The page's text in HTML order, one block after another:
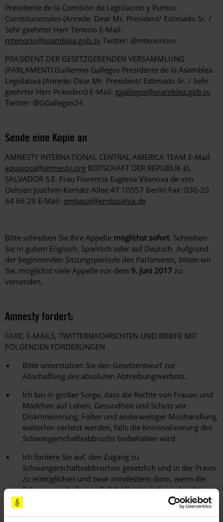
Presidente de la Comisión de Legislación y Puntos
Constitucionales (Anrede: Dear Mr. President/ Estimado Sr. /
Sehr geehrter Herr Tenorio E-Mail:
mtenorio@asamblea.gob.sv Twitter: @mtenoriosv
PRÄSIDENT DER GESETZGEBENDEN VERSAMMLUNG
(PARLAMENT) Guillermo Gallegos Presidente de la Asamblea
Legislativa (Anrede: Dear Mr. President/ Estimado Sr. / Sehr
geehrter Herr Präsident) E-Mail: ggallegos@asamblea.gob.sv
Twitter: @GGallegos24
Sende eine Kopie an
AMNESTY INTERNATIONAL CENTRAL AMERICA TEAM E-Mail:
equipoca@amnesty.org BOTSCHAFT DER REPUBLIK EL
SALVADOR S.E. Frau Florencia Eugenia Vilanova de von
Oehsen Joachim-Karnatz-Allee 47 10557 Berlin Fax: 030-20
64 66 29 E-Mail: embasal@embasalva.de
Bitte schreiben Sie Ihre Appelle möglichst sofort. Schreiben
Sie in gutem Englisch, Spanisch oder auf Deutsch. Aufgrund
der beginnenden Sitzungsperiode des Parlaments, bitten wir
Sie, möglichst viele Appelle vor dem 9. Juni 2017 zu
versenden.
Amnesty fordert:
FAXE, E-MAILS, TWITTERNACHRICHTEN UND BRIEFE MIT
FOLGENDEN FORDERUNGEN
Bitte unterstützen Sie den Gesetzentwurf zur
Abschaffung des absoluten Abtreibungsverbots.
Ich bin in großer Sorge, dass die Rechte von Frauen und
Mädchen auf Leben, Gesundheit und Schutz vor
Diskriminierung, Folter und anderweitiger Misshandlung
weiterhin verletzt werden, falls die Kriminalisierung des
Schwangerschaftsabbruchs beibehalten wird.
Ich fordere Sie auf, den Zugang zu
Schwangerschaftsabbrüchen gesetzlich und in der Praxis
zu ermöglichen und zwar mindestens dann, wenn die
Schwangerschaft eine Gefahr für das Leben oder die
körperliche oder geistige Gesundheit einer Frau oder
eines Mädchens darstellt, wenn der Fötus außerhalb des